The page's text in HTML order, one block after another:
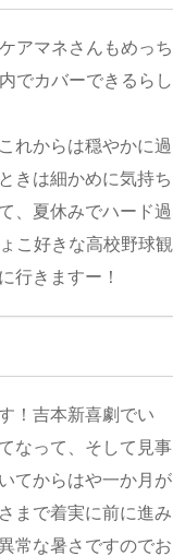
アマネさんもめっち
でカバーできるらし
れからは穏やかに過
きは細かめに気持ち
、夏休みでハード過
こ好きな高校野球観
行きますー！
！吉本新喜劇でい
なって、そして見事
てからはや一か月が
まで着実に前に進み
常な暑さですのでお